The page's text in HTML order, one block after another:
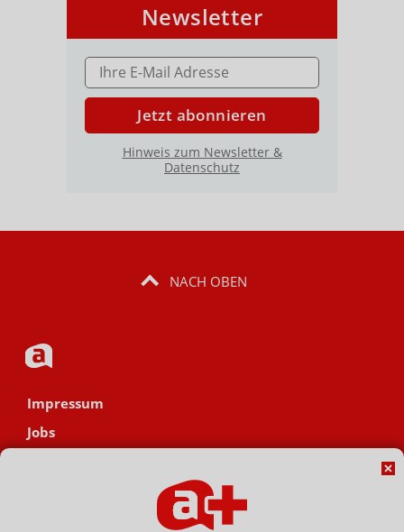
Newsletter
E-MAIL ADRESSE
Jetzt abonnieren
Hinweis zum Newsletter &
Datenschutz
NACH OBEN
Impressum
Jobs